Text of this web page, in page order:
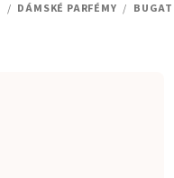
/ DÁMSKÉ PARFÉMY /